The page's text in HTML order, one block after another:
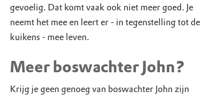
gevoelig. Dat komt vaak ook niet meer goed. Je
neemt het mee en leert er - in tegenstelling tot de
kuikens - mee leven.
Meer boswachter John?
Krijg je geen genoeg van boswachter John zijn